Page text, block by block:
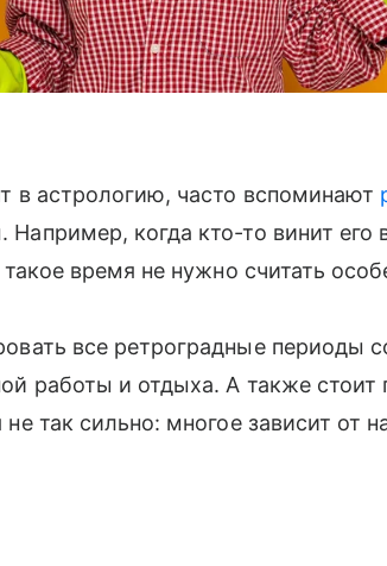
в астрологию, часто вспоминают
когда кто-то винит его
время не нужно считать
все ретроградные периоды
работы и отдыха. А также стоит
так сильно: многое зависит от